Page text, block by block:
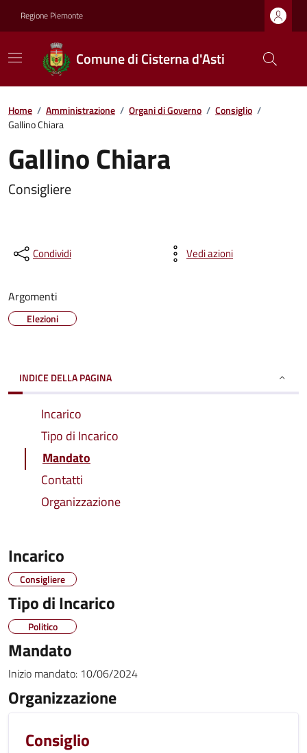
Regione Piemonte
Comune di Cisterna d'Asti
Home / Amministrazione / Organi di Governo / Consiglio /
Gallino Chiara
Gallino Chiara
Consigliere
Condividi Vedi azioni
Argomenti
Elezioni
INDICE DELLA PAGINA
Incarico
Tipo di Incarico
Mandato
Contatti
Organizzazione
Incarico
Consigliere
Tipo di Incarico
Politico
Mandato
Inizio mandato: 10/06/2024
Organizzazione
Consiglio